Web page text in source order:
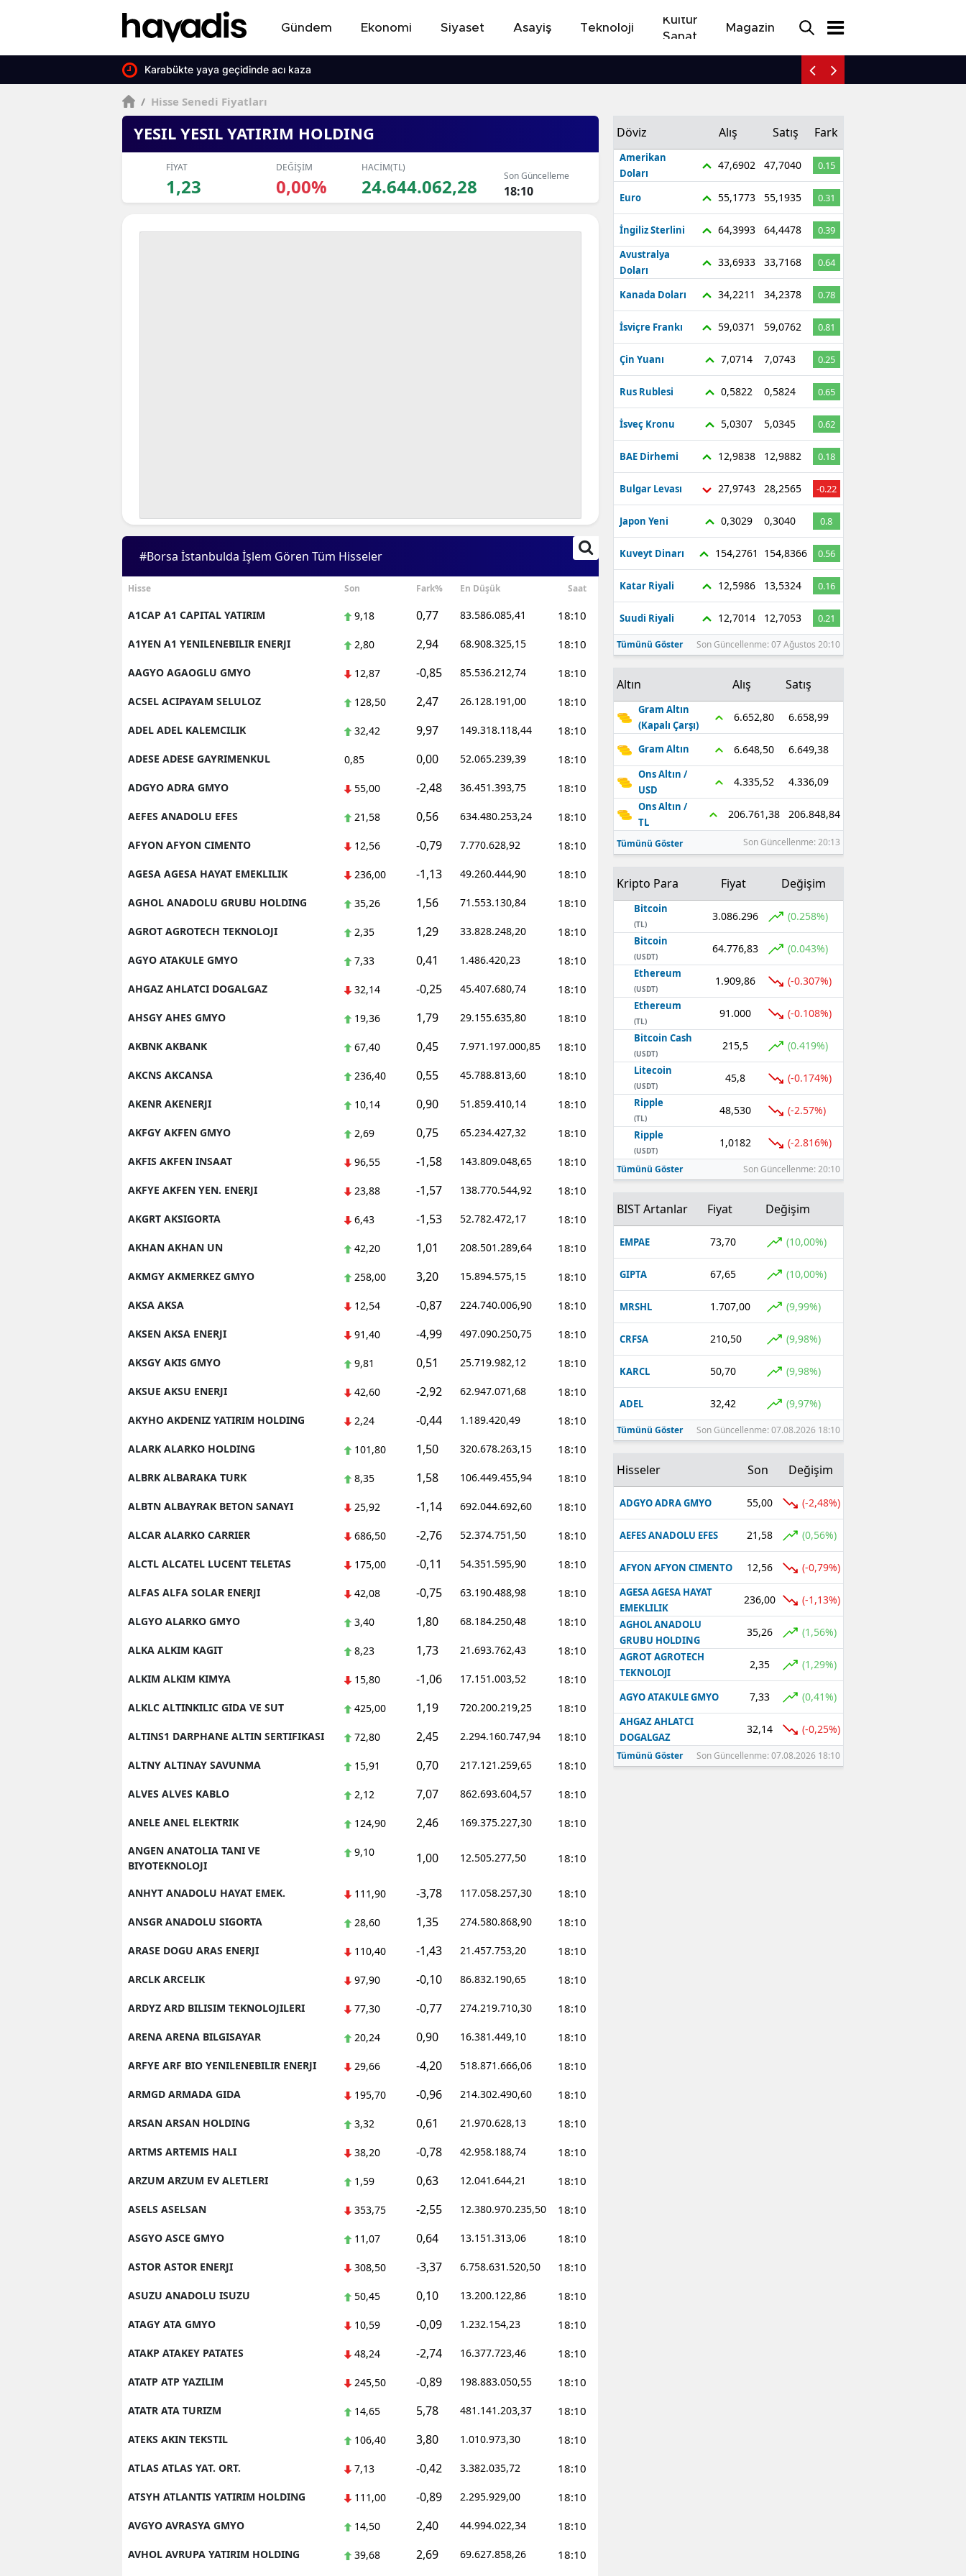
Gündem Ekonomi Siyaset Asayiş Teknoloji
Kültür
Sanat
Magazin
Karabükte yaya geçidinde acı kaza
/ Hisse Senedi Fiyatları
YESIL YESIL YATIRIM HOLDING
FİYAT
1,23
DEĞİŞİM
0,00%
HACİM(TL)
24.644.062,28 Son Güncelleme
18:10
#Borsa İstanbulda İşlem Gören Tüm Hisseler
Hisse Son Fark% En Düşük Saat
A1CAP A1 CAPITAL YATIRIM 9,18 0,77 83.586.085,41 18:10
A1YEN A1 YENILENEBILIR ENERJI 2,80 2,94 68.908.325,15 18:10
AAGYO AGAOGLU GMYO 12,87 -0,85 85.536.212,74 18:10
ACSEL ACIPAYAM SELULOZ 128,50 2,47 26.128.191,00 18:10
ADEL ADEL KALEMCILIK 32,42 9,97 149.318.118,44 18:10
ADESE ADESE GAYRIMENKUL 0,85 0,00 52.065.239,39 18:10
ADGYO ADRA GMYO 55,00 -2,48 36.451.393,75 18:10
AEFES ANADOLU EFES 21,58 0,56 634.480.253,24 18:10
AFYON AFYON CIMENTO 12,56 -0,79 7.770.628,92 18:10
AGESA AGESA HAYAT EMEKLILIK 236,00 -1,13 49.260.444,90 18:10
AGHOL ANADOLU GRUBU HOLDING 35,26 1,56 71.553.130,84 18:10
AGROT AGROTECH TEKNOLOJI 2,35 1,29 33.828.248,20 18:10
AGYO ATAKULE GMYO 7,33 0,41 1.486.420,23 18:10
AHGAZ AHLATCI DOGALGAZ 32,14 -0,25 45.407.680,74 18:10
AHSGY AHES GMYO 19,36 1,79 29.155.635,80 18:10
AKBNK AKBANK 67,40 0,45 7.971.197.000,85 18:10
AKCNS AKCANSA 236,40 0,55 45.788.813,60 18:10
AKENR AKENERJI 10,14 0,90 51.859.410,14 18:10
AKFGY AKFEN GMYO 2,69 0,75 65.234.427,32 18:10
AKFIS AKFEN INSAAT 96,55 -1,58 143.809.048,65 18:10
AKFYE AKFEN YEN. ENERJI 23,88 -1,57 138.770.544,92 18:10
AKGRT AKSIGORTA 6,43 -1,53 52.782.472,17 18:10
AKHAN AKHAN UN 42,20 1,01 208.501.289,64 18:10
AKMGY AKMERKEZ GMYO 258,00 3,20 15.894.575,15 18:10
AKSA AKSA 12,54 -0,87 224.740.006,90 18:10
AKSEN AKSA ENERJI 91,40 -4,99 497.090.250,75 18:10
AKSGY AKIS GMYO 9,81 0,51 25.719.982,12 18:10
AKSUE AKSU ENERJI 42,60 -2,92 62.947.071,68 18:10
AKYHO AKDENIZ YATIRIM HOLDING 2,24 -0,44 1.189.420,49 18:10
ALARK ALARKO HOLDING 101,80 1,50 320.678.263,15 18:10
ALBRK ALBARAKA TURK 8,35 1,58 106.449.455,94 18:10
ALBTN ALBAYRAK BETON SANAYI 25,92 -1,14 692.044.692,60 18:10
ALCAR ALARKO CARRIER 686,50 -2,76 52.374.751,50 18:10
ALCTL ALCATEL LUCENT TELETAS 175,00 -0,11 54.351.595,90 18:10
ALFAS ALFA SOLAR ENERJI 42,08 -0,75 63.190.488,98 18:10
ALGYO ALARKO GMYO 3,40 1,80 68.184.250,48 18:10
ALKA ALKIM KAGIT 8,23 1,73 21.693.762,43 18:10
ALKIM ALKIM KIMYA 15,80 -1,06 17.151.003,52 18:10
ALKLC ALTINKILIC GIDA VE SUT 425,00 1,19 720.200.219,25 18:10
ALTINS1 DARPHANE ALTIN SERTIFIKASI 72,80 2,45 2.294.160.747,94 18:10
ALTNY ALTINAY SAVUNMA 15,91 0,70 217.121.259,65 18:10
ALVES ALVES KABLO 2,12 7,07 862.693.604,57 18:10
ANELE ANEL ELEKTRIK 124,90 2,46 169.375.227,30 18:10
ANGEN ANATOLIA TANI VE
BIYOTEKNOLOJI
9,10 1,00 12.505.277,50 18:10
ANHYT ANADOLU HAYAT EMEK. 111,90 -3,78 117.058.257,30 18:10
ANSGR ANADOLU SIGORTA 28,60 1,35 274.580.868,90 18:10
ARASE DOGU ARAS ENERJI 110,40 -1,43 21.457.753,20 18:10
ARCLK ARCELIK 97,90 -0,10 86.832.190,65 18:10
ARDYZ ARD BILISIM TEKNOLOJILERI 77,30 -0,77 274.219.710,30 18:10
ARENA ARENA BILGISAYAR 20,24 0,90 16.381.449,10 18:10
ARFYE ARF BIO YENILENEBILIR ENERJI 29,66 -4,20 518.871.666,06 18:10
ARMGD ARMADA GIDA 195,70 -0,96 214.302.490,60 18:10
ARSAN ARSAN HOLDING 3,32 0,61 21.970.628,13 18:10
ARTMS ARTEMIS HALI 38,20 -0,78 42.958.188,74 18:10
ARZUM ARZUM EV ALETLERI 1,59 0,63 12.041.644,21 18:10
ASELS ASELSAN 353,75 -2,55 12.380.970.235,50 18:10
ASGYO ASCE GMYO 11,07 0,64 13.151.313,06 18:10
ASTOR ASTOR ENERJI 308,50 -3,37 6.758.631.520,50 18:10
ASUZU ANADOLU ISUZU 50,45 0,10 13.200.122,86 18:10
ATAGY ATA GMYO 10,59 -0,09 1.232.154,23 18:10
ATAKP ATAKEY PATATES 48,24 -2,74 16.377.723,46 18:10
ATATP ATP YAZILIM 245,50 -0,89 198.883.050,55 18:10
ATATR ATA TURIZM 14,65 5,78 481.141.203,37 18:10
ATEKS AKIN TEKSTIL 106,40 3,80 1.010.973,30 18:10
ATLAS ATLAS YAT. ORT. 7,13 -0,42 3.382.035,72 18:10
ATSYH ATLANTIS YATIRIM HOLDING 111,00 -0,89 2.295.929,00 18:10
AVGYO AVRASYA GMYO 14,50 2,40 44.994.022,34 18:10
AVHOL AVRUPA YATIRIM HOLDING 39,68 2,69 69.627.858,26 18:10
Döviz Alış Satış Fark
Amerikan
Doları
47,6902 47,7040 0.15
Euro 55,1773 55,1935 0.31
İngiliz Sterlini 64,3993 64,4478
0.39
Avustralya
Doları
33,6933 33,7168 0.64
Kanada Doları 34,2211 34,2378 0.78
İsviçre Frankı 59,0371 59,0762 0.81
Çin Yuanı 7,0714 7,0743 0.25
Rus Rublesi 0,5822 0,5824 0.65
İsveç Kronu 5,0307 5,0345 0.62
BAE Dirhemi 12,9838 12,9882 0.18
Bulgar Levası 27,9743 28,2565 -0.22
Japon Yeni 0,3029 0,3040 0.8
Kuveyt Dinarı 154,2761 154,8366 0.56
Katar Riyali 12,5986 13,5324 0.16
Suudi Riyali 12,7014 12,7053 0.21
Tümünü Göster Son Güncellenme: 07 Ağustos 20:10
Altın Alış Satış
Gram Altın
(Kapalı Çarşı)
6.652,80 6.658,99
Gram Altın 6.648,50 6.649,38
Ons Altın /
USD
4.335,52 4.336,09
Ons Altın /
TL
206.761,38 206.848,84
Tümünü Göster Son Güncellenme: 20:13
Kripto Para Fiyat Değişim
Bitcoin
(TL)
3.086.296 (0.258%)
Bitcoin
(USDT)
64.776,83 (0.043%)
Ethereum
(USDT)
1.909,86 (-0.307%)
Ethereum
(TL)
91.000 (-0.108%)
Bitcoin Cash
(USDT)
215,5 (0.419%)
Litecoin
(USDT)
45,8 (-0.174%)
Ripple
(TL)
48,530 (-2.57%)
Ripple
(USDT)
1,0182 (-2.816%)
Tümünü Göster Son Güncellenme: 20:10
BIST Artanlar Fiyat Değişim
EMPAE 73,70 (10,00%)
GIPTA 67,65 (10,00%)
MRSHL 1.707,00 (9,99%)
CRFSA 210,50 (9,98%)
KARCL 50,70 (9,98%)
ADEL 32,42 (9,97%)
Tümünü Göster Son Güncellenme: 07.08.2026 18:10
Hisseler Son Değişim
ADGYO ADRA GMYO 55,00 (-2,48%)
AEFES ANADOLU EFES 21,58 (0,56%)
AFYON AFYON CIMENTO 12,56 (-0,79%)
AGESA AGESA HAYAT
EMEKLILIK
236,00 (-1,13%)
AGHOL ANADOLU
GRUBU HOLDING
35,26 (1,56%)
AGROT AGROTECH
TEKNOLOJI
2,35 (1,29%)
AGYO ATAKULE GMYO 7,33 (0,41%)
AHGAZ AHLATCI
DOGALGAZ
32,14 (-0,25%)
Tümünü Göster Son Güncellenme: 07.08.2026 18:10